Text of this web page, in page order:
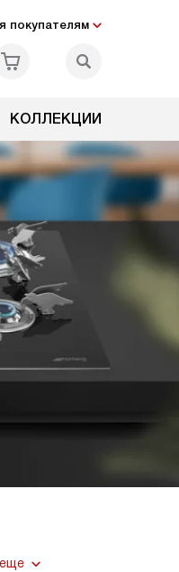
покупателям
КОЛЛЕКЦИИ